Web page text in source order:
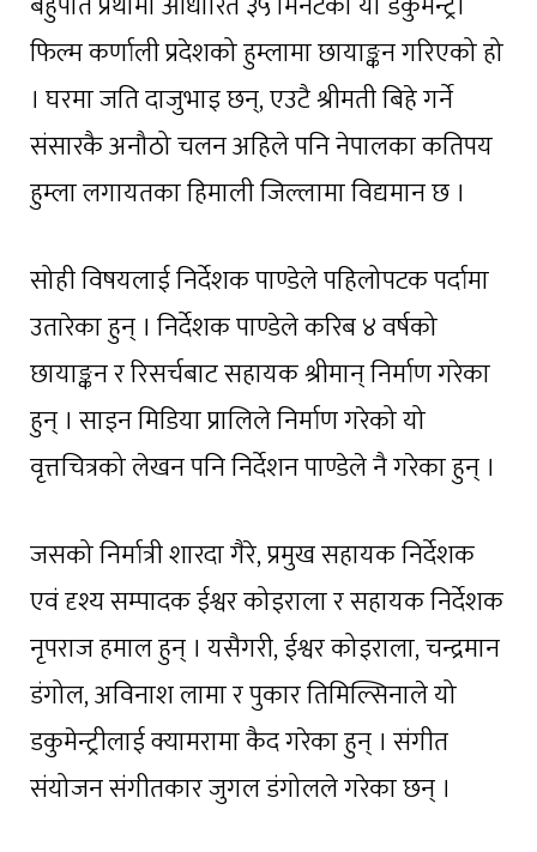
फिल्म कर्णाली प्रदेशको हुम्लामा छायाङ्कन गरिएको हो
। घरमा जति दाजुभाइ छन्, एउटै श्रीमती बिहे गर्ने
संसारकै अनौठो चलन अहिले पनि नेपालका कतिपय
हुम्ला लगायतका हिमाली जिल्लामा विद्यमान छ ।
सोही विषयलाई निर्देशक पाण्डेले पहिलोपटक पर्दामा
उतारेका हुन् । निर्देशक पाण्डेले करिब ४ वर्षको
छायाङ्कन र रिसर्चबाट सहायक श्रीमान् निर्माण गरेका
हुन् । साइन मिडिया प्रालिले निर्माण गरेको यो
वृत्तचित्रको लेखन पनि निर्देशन पाण्डेले नै गरेका हुन् ।
जसको निर्मात्री शारदा गैरे, प्रमुख सहायक निर्देशक
एवं दृश्य सम्पादक ईश्वर कोइराला र सहायक निर्देशक
नृपराज हमाल हुन् । यसैगरी, ईश्वर कोइराला, चन्द्रमान
डंगोल, अविनाश लामा र पुकार तिमिल्सिनाले यो
डकुमेन्ट्रीलाई क्यामरामा कैद गरेका हुन् । संगीत
संयोजन संगीतकार जुगल डंगोलले गरेका छन् ।